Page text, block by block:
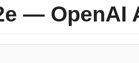
— OpenAI